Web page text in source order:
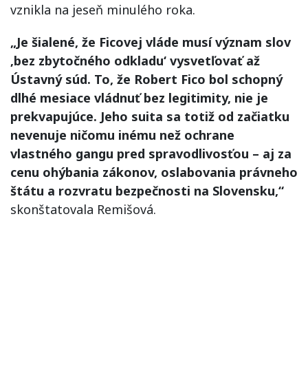
vznikla na jeseň minulého roka.
„Je šialené, že Ficovej vláde musí význam slov
‚bez zbytočného odkladu‘ vysvetľovať až
Ústavný súd. To, že Robert Fico bol schopný
dlhé mesiace vládnuť bez legitimity, nie je
prekvapujúce. Jeho suita sa totiž od začiatku
nevenuje ničomu inému než ochrane
vlastného gangu pred spravodlivosťou – aj za
cenu ohýbania zákonov, oslabovania právneho
štátu a rozvratu bezpečnosti na Slovensku,“
skonštatovala Remišová.